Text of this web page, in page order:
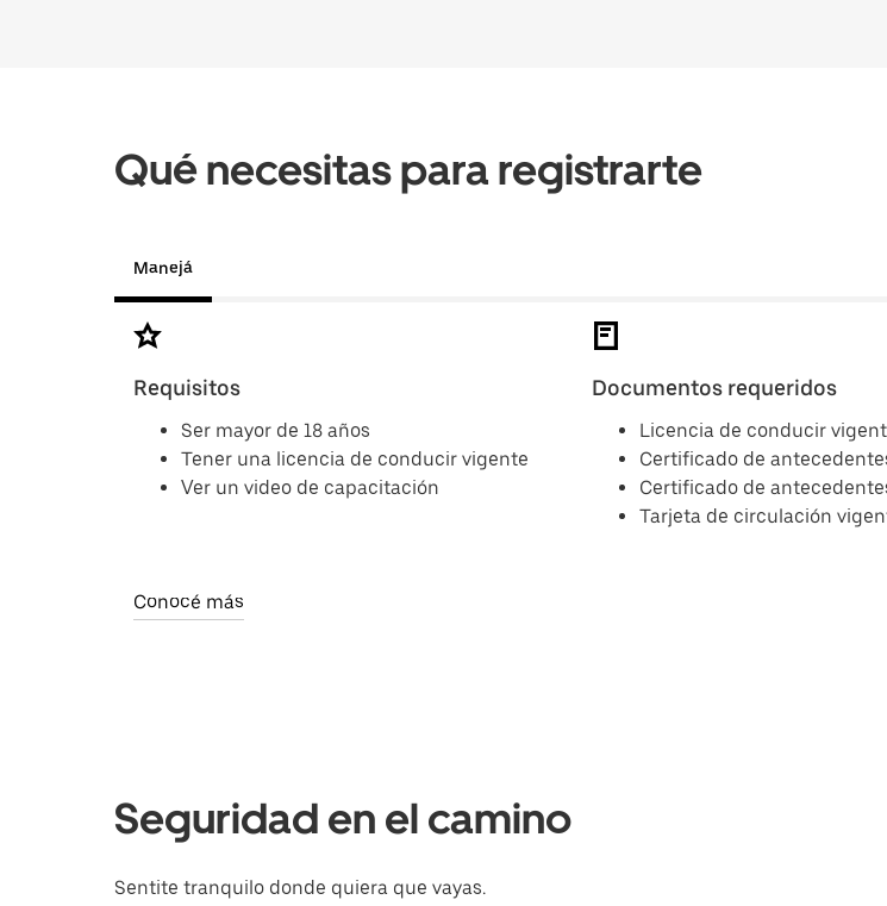
Qué necesitas para registrarte
Manejá
Requisitos
Ser mayor de 18 años
Tener una licencia de conducir vigente
Ver un video de capacitación
Documentos requeridos
Licencia de conducir
Certificado de
Certificado de
Tarjeta de circulación
Conocé más
Seguridad en el camino
Sentite tranquilo donde quiera que vayas.